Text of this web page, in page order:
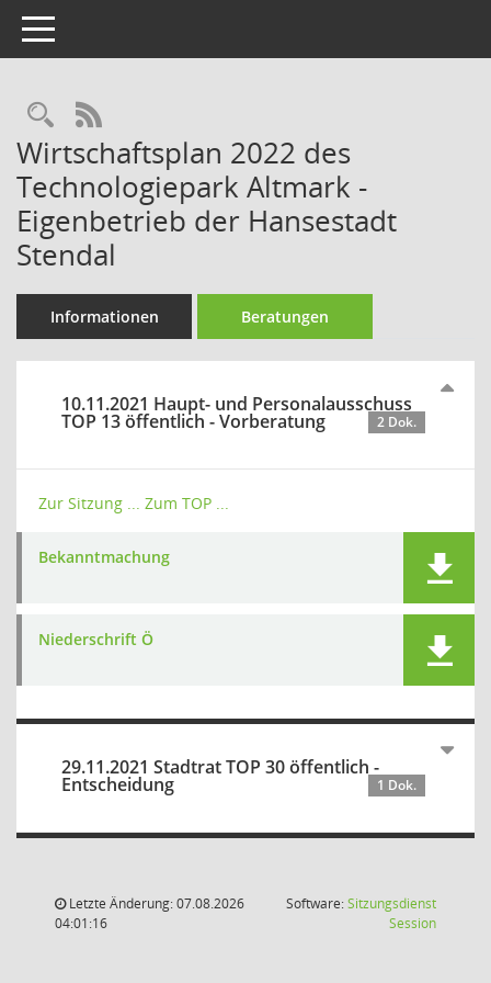
Toggle navigation
Rechercheauswahl
RSS-Feed
Wirtschaftsplan 2022 des
Technologiepark Altmark -
Eigenbetrieb der Hansestadt
Stendal
Informationen Beratungen
10.11.2021 Haupt- und Personalausschuss
TOP 13 öffentlich - Vorberatung 2 Dok.
Zur Sitzung ... Zum TOP ...
Bekanntmachung
Niederschrift Ö
29.11.2021 Stadtrat TOP 30 öffentlich -
Entscheidung 1 Dok.
Letzte Änderung: 07.08.2026
04:01:16
Software:Sitzungsdienst
Session(Wird in